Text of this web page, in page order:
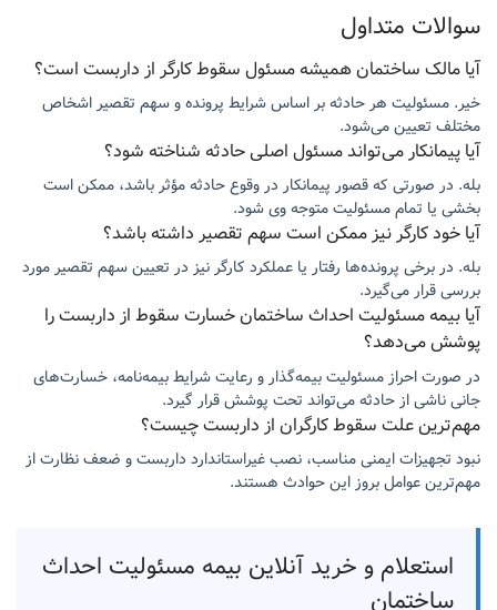
سوالات متداول
آیا مالک ساختمان همیشه مسئول سقوط کارگر از داربست است؟
خیر. مسئولیت هر حادثه بر اساس شرایط پرونده و سهم تقصیر اشخاص
مختلف تعیین می‌شود.
آیا پیمانکار می‌تواند مسئول اصلی حادثه شناخته شود؟
بله. در صورتی که قصور پیمانکار در وقوع حادثه مؤثر باشد، ممکن است
بخشی یا تمام مسئولیت متوجه وی شود.
آیا خود کارگر نیز ممکن است سهم تقصیر داشته باشد؟
بله. در برخی پرونده‌ها رفتار یا عملکرد کارگر نیز در تعیین سهم تقصیر مورد
بررسی قرار می‌گیرد.
آیا بیمه مسئولیت احداث ساختمان خسارت سقوط از داربست را
پوشش می‌دهد؟
در صورت احراز مسئولیت بیمه‌گذار و رعایت شرایط بیمه‌نامه، خسارت‌های
جانی ناشی از حادثه می‌تواند تحت پوشش قرار گیرد.
مهم‌ترین علت سقوط کارگران از داربست چیست؟
نبود تجهیزات ایمنی مناسب، نصب غیراستاندارد داربست و ضعف نظارت از
مهم‌ترین عوامل بروز این حوادث هستند.
استعلام و خرید آنلاین بیمه مسئولیت احداث
ساختمان